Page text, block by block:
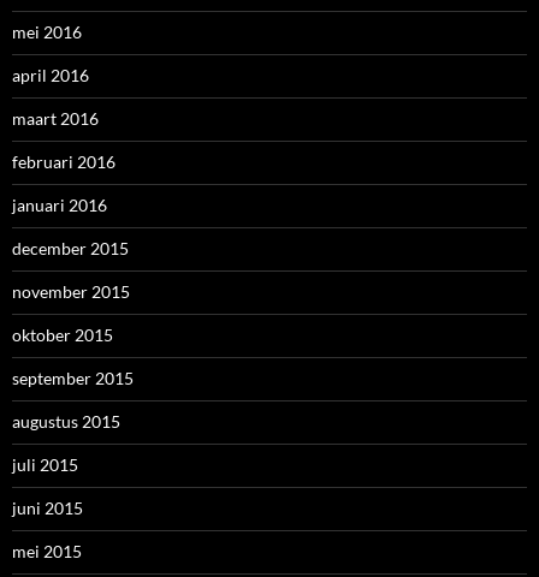
mei 2016
april 2016
maart 2016
februari 2016
januari 2016
december 2015
november 2015
oktober 2015
september 2015
augustus 2015
juli 2015
juni 2015
mei 2015